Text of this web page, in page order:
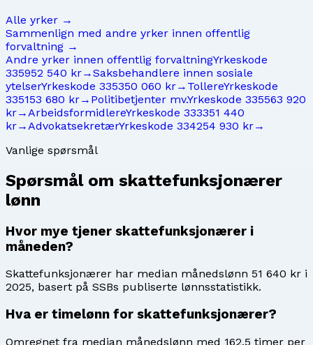
Alle yrker →
Sammenlign med andre yrker innen offentlig
forvaltning →
Andre yrker innen offentlig forvaltningYrkeskode
335952 540 kr→Saksbehandlere innen sosiale
ytelserYrkeskode 335350 060 kr→ TollereYrkeskode
335153 680 kr→ Politibetjenter mv.Yrkeskode 335563 920
kr→ ArbeidsformidlereYrkeskode 333351 440
kr→ AdvokatsekretærYrkeskode 334254 930 kr→
Vanlige spørsmål
Spørsmål om skattefunksjonærer
lønn
Hvor mye tjener skattefunksjonærer i
måneden?
Skattefunksjonærer har median månedslønn 51 640 kr i
2025, basert på SSBs publiserte lønnsstatistikk.
Hva er timelønn for skattefunksjonærer?
Omregnet fra median månedslønn med 162,5 timer per